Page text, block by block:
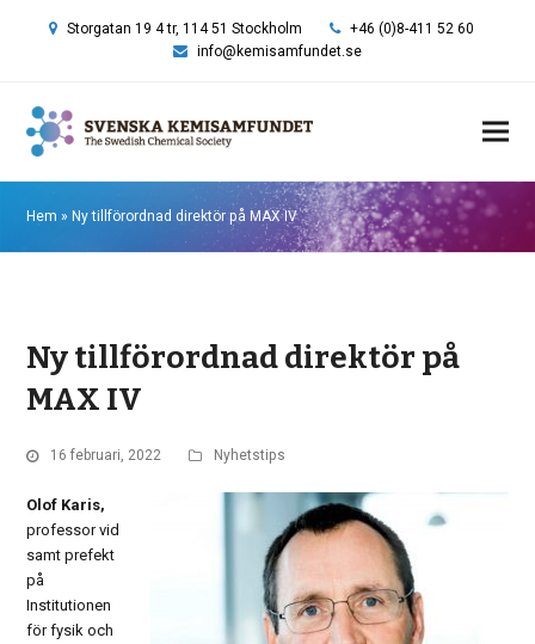
Storgatan 19 4 tr, 114 51 Stockholm
+46 (0)8-411 52 60
info@kemisamfundet.se
Hem » Ny tillförordnad direktör på MAX IV
Ny tillförordnad direktör på
MAX IV
16 februari, 2022 Nyhetstips
Olof Karis,
professor vid
samt prefekt
på
Institutionen
för fysik och